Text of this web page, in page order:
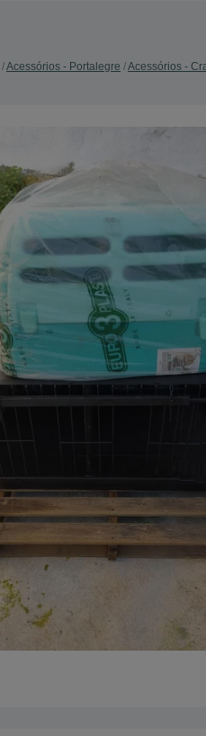
Acessórios - Portalegre Acessórios -